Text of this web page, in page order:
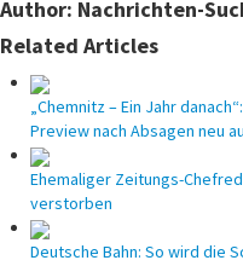
Author: Nachrichten-
Related Articles
„Chemnitz – Ein Jahr
Preview nach Absagen neu
Ehemaliger Zeitungs-
verstorben
Deutsche Bahn: So wird die